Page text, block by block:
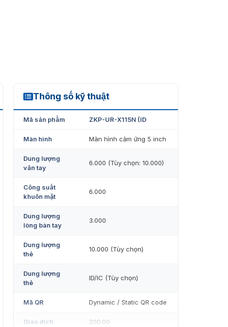
Thông số kỹ thuật
ZKP-UR-X115N (ID)
Mã sản phẩm ZKP-UR-X115N (ID
Màn hình Màn hình cảm ứng 5 inch
Dung lượng
vân tay
6.000 (Tùy chọn: 10.000)
Công suất
khuôn mặt
6.000
Dung lượng
lòng bàn tay
3.000
Dung lượng
thẻ
10.000 (Tùy chọn)
Dung lượng
thẻ
ID/IC (Tùy chọn)
Mã QR Dynamic / Static QR code
Giao dịch 200.00